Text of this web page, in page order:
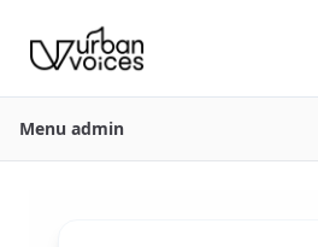
Menu admin